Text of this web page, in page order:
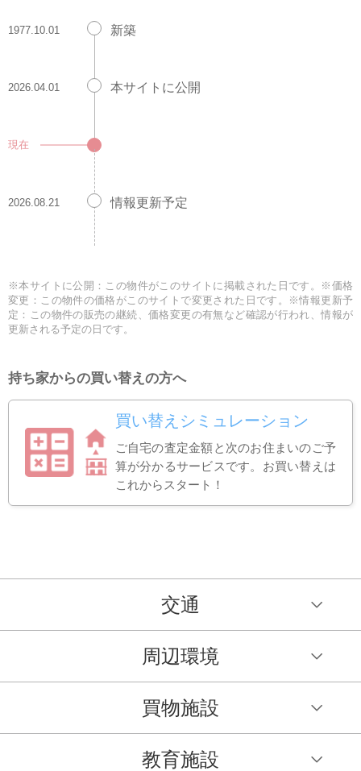
1977.10.01 新築
2026.04.01 本サイトに公開
現在
2026.08.21 情報更新予定
※本サイトに公開：この物件がこのサイトに掲載された日です。※価格
変更：この物件の価格がこのサイトで変更された日です。※情報更新予
定：この物件の販売の継続、価格変更の有無など確認が行われ、情報が
更新される予定の日です。
持ち家からの買い替えの方へ
買い替えシミュレーション
ご自宅の査定金額と次のお住まいのご予
算が分かるサービスです。お買い替えは
これからスタート！
交通
周辺環境
買物施設
教育施設